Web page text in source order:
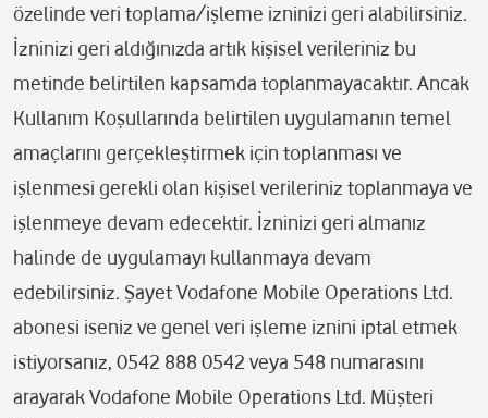
özelinde veri toplama/işleme izninizi geri alabilirsiniz.
İzninizi geri aldığınızda artık kişisel verileriniz bu
metinde belirtilen kapsamda toplanmayacaktır. Ancak
Kullanım Koşullarında belirtilen uygulamanın temel
amaçlarını gerçekleştirmek için toplanması ve
işlenmesi gerekli olan kişisel verileriniz toplanmaya ve
işlenmeye devam edecektir. İzninizi geri almanız
halinde de uygulamayı kullanmaya devam
edebilirsiniz. Şayet Vodafone Mobile Operations Ltd.
abonesi iseniz ve genel veri işleme iznini iptal etmek
istiyorsanız, 0542 888 0542 veya 548 numarasını
arayarak Vodafone Mobile Operations Ltd. Müşteri